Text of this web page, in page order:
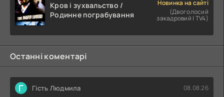
Кров і зухвальство /
Родинне пограбування
Новинка на сайті
(Двоголосий
закадровий | TV4)
Останні коментарі
Г Гість Людмила 08.08.26